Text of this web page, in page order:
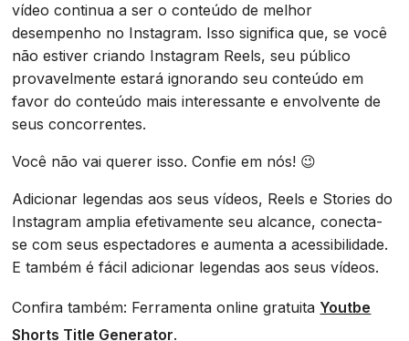
vídeo continua a ser o conteúdo de melhor
desempenho no Instagram. Isso significa que, se você
não estiver criando Instagram Reels, seu público
provavelmente estará ignorando seu conteúdo em
favor do conteúdo mais interessante e envolvente de
seus concorrentes.
Você não vai querer isso. Confie em nós! 😉
Adicionar legendas aos seus vídeos, Reels e Stories do
Instagram amplia efetivamente seu alcance, conecta-
se com seus espectadores e aumenta a acessibilidade.
E também é fácil adicionar legendas aos seus vídeos.
Confira também: Ferramenta online gratuita Youtbe
Shorts Title Generator.